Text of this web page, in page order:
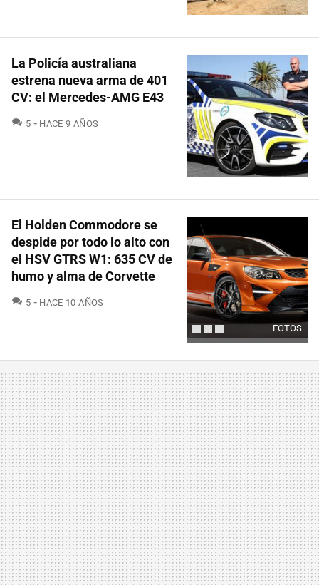
La Policía australiana
estrena nueva arma de 401
CV: el Mercedes-AMG E43
5 COMENTARIOS
HACE 9 AÑOS
FOTOS
El Holden Commodore se
despide por todo lo alto con
el HSV GTRS W1: 635 CV de
humo y alma de Corvette
5 COMENTARIOS
HACE 10 AÑOS